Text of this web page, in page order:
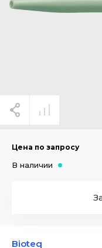
Bioteq
Цена по запросу
В наличии